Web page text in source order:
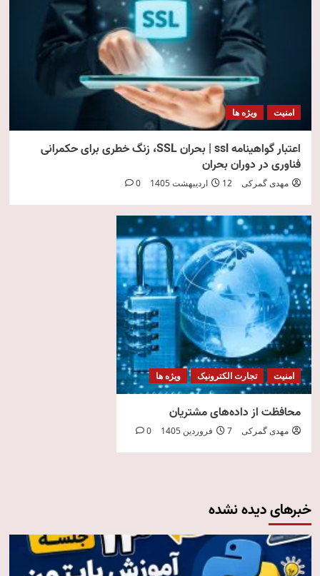
امنیت ویژه ها
اعتبار گواهینامه ssl | بحران SSL، زنگ خطری برای حکمرانی
فناوری در دوران بحران
مهدی گمرکی 12 اردیبهشت 1405 0
امنیت تجارت الکترونیک ویژه ها
محافظت از داده‌های مشتریان
مهدی گمرکی 7 فروردین 1405 0
خبرهای دیده نشده